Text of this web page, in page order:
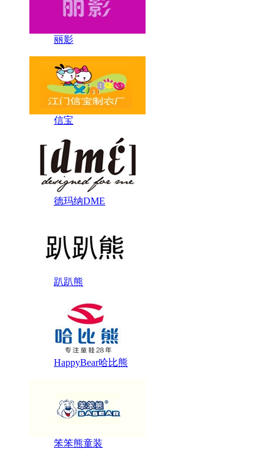
丽影
信宝
德玛纳DME
趴趴熊
HappyBear哈比熊
笨笨熊童装